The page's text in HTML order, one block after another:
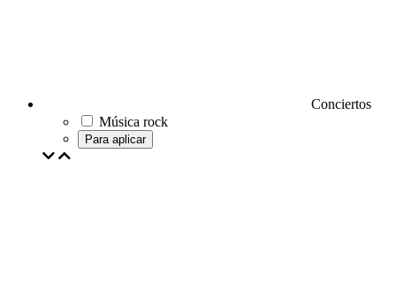
Conciertos
Música rock
Para aplicar